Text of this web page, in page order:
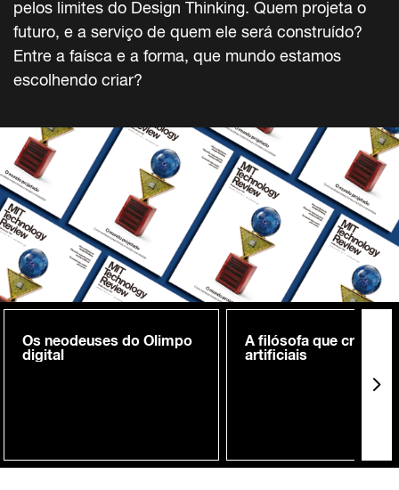
pelos limites do Design Thinking. Quem projeta o
futuro, e a serviço de quem ele será construído?
Entre a faísca e a forma, que mundo estamos
escolhendo criar?
Os neodeuses do Olimpo
digital
A filósofa que cria
artificiais